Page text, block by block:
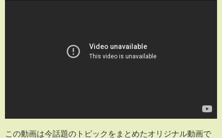
この動画は今話題のトピックをまとめたオリジナル動画で